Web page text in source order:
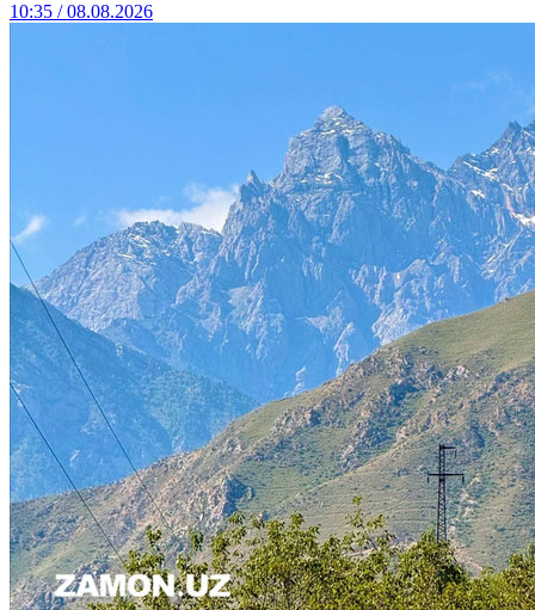
10:35 / 08.08.2026